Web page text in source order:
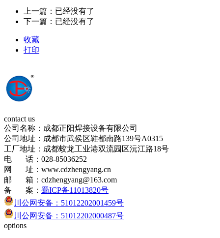
上一篇：已经没有了
下一篇：已经没有了
收藏
打印
contact us
公司名称：成都正阳焊接设备有限公司
公司地址：成都市武侯区鞋都南路139号A0315
工厂地址：成都蛟龙工业港双流园区沅江路18号
电 话：028-85036252
网 址：www.cdzhengyang.cn
邮 箱：cdzhengyang@163.com
备 案： 蜀ICP备11013820号
川公网安备：51012202001459号
川公网安备：51012202000487号
options